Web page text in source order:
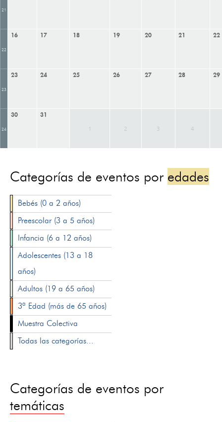
21
22
16 17 18 19 20 21 22
23
23 24 25 26 27 28 29
24
30 31
1 2 3 4
Categorías de eventos por edades
Bebés (0 a 2 años)
Preescolar (3 a 5 años)
Infancia (6 a 12 años)
Adolescentes (13 a 18
años)
Adultos (19 a 65 años)
3ª Edad (más de 65 años)
Muestra Colectiva
Todas las categorías...
Categorías de eventos por
temáticas